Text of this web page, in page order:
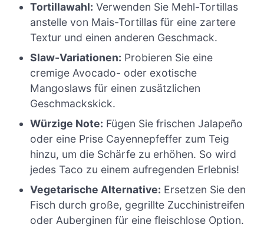
Tortillawahl: Verwenden Sie Mehl-Tortillas
anstelle von Mais-Tortillas für eine zartere
Textur und einen anderen Geschmack.
Slaw-Variationen: Probieren Sie eine
cremige Avocado- oder exotische
Mangoslaws für einen zusätzlichen
Geschmackskick.
Würzige Note: Fügen Sie frischen Jalapeño
oder eine Prise Cayennepfeffer zum Teig
hinzu, um die Schärfe zu erhöhen. So wird
jedes Taco zu einem aufregenden Erlebnis!
Vegetarische Alternative: Ersetzen Sie den
Fisch durch große, gegrillte Zucchinistreifen
oder Auberginen für eine fleischlose Option.